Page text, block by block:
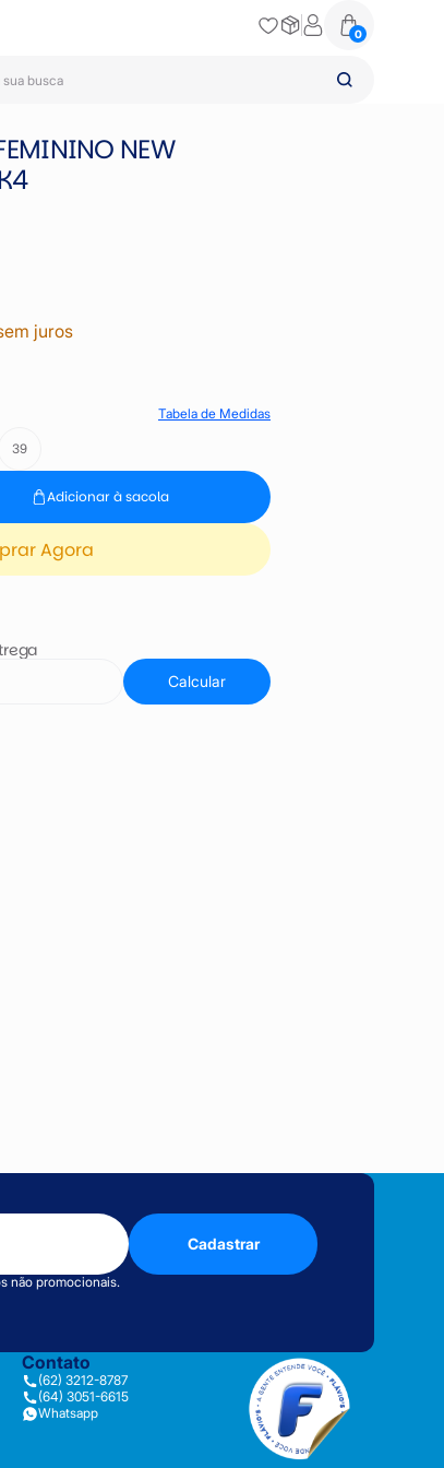
0
NEW
juros
Tabela de Medidas
39
Adicionar à sacola
Agora
Calcular
Cadastrar
não promocionais.
Contato
(62) 3212-8787
(64) 3051-6615
Whatsapp